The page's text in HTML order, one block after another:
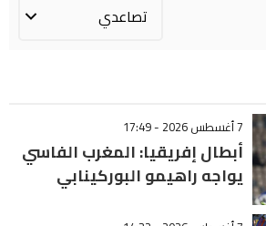
7 أغسطس 2026 - 17:49
أبطال إفريقيا: المغرب الفاسي
يواجه راهيمو البوركينابي